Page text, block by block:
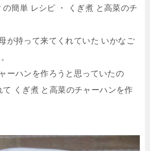
簡単 レシピ ・ くぎ煮 と高菜のチ
が持って来てくれていた いかなご
ーハンを作ろうと思っていたの
て くぎ煮 と高菜のチャーハンを作